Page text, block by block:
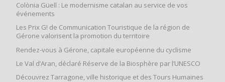
Colònia Güell : Le modernisme catalan au service de vos
événements
Les Prix G! de Communication Touristique de la région de
Gérone valorisent la promotion du territoire
Rendez-vous à Gérone, capitale européenne du cyclisme
Le Val d’Aran, déclaré Réserve de la Biosphère par l’UNESCO
Découvrez Tarragone, ville historique et des Tours Humaines